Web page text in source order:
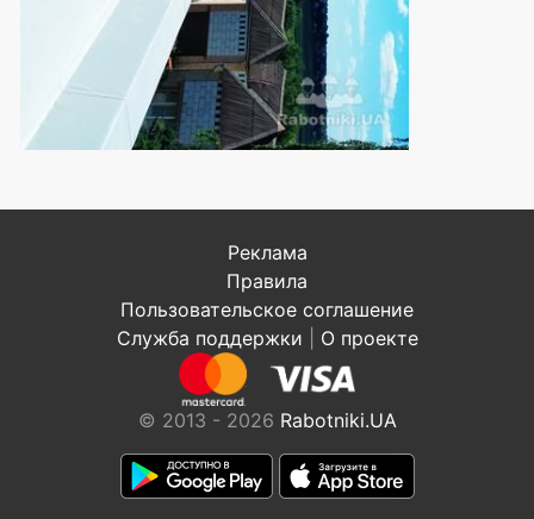
Реклама
Правила
Пользовательское соглашение
Служба поддержки
О проекте
© 2013 - 2026 Rabotniki.UA